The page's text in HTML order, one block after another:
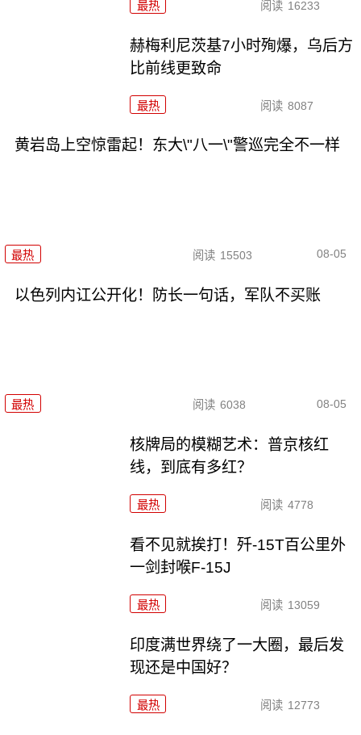
最热 阅读 16233
赫梅利尼茨基7小时殉爆，乌后方
比前线更致命
最热 阅读 8087
黄岩岛上空惊雷起！东大\"八一\"警巡完全不一样
最热 阅读 15503 08-05
以色列内讧公开化！防长一句话，军队不买账
最热 阅读 6038 08-05
核牌局的模糊艺术：普京核红
线，到底有多红？
最热 阅读 4778
看不见就挨打！歼-15T百公里外
一剑封喉F-15J
最热 阅读 13059
印度满世界绕了一大圈，最后发
现还是中国好？
最热 阅读 12773